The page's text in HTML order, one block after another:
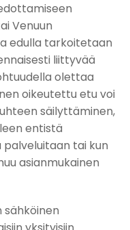
Venuun
edulla tarkoitetaan
liittyvää
olettaa
oikeutettu etu voi
säilyttäminen,
entistä
tai kun
asianmukainen
sähköinen